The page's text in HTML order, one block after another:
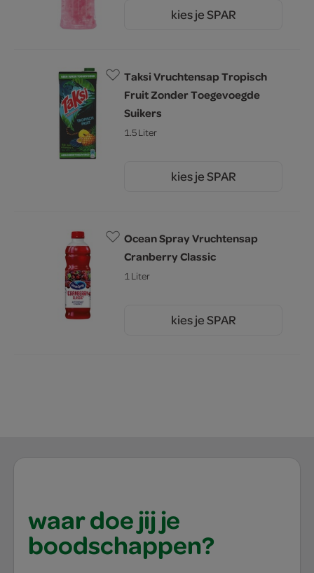
kies je SPAR
Taksi Vruchtensap Tropisch
Fruit Zonder Toegevoegde
Suikers
1.5 Liter
kies je SPAR
Ocean Spray Vruchtensap
Cranberry Classic
1 Liter
kies je SPAR
waar doe jij je
boodschappen?